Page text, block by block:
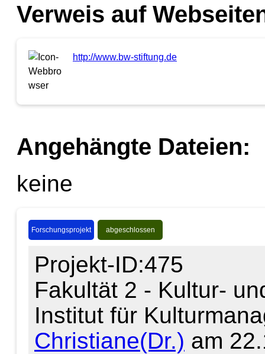
Verweis auf
http://www.bw-stiftung.de
Angehängte Dateien:
keine
Forschungsprojekt abgeschlossen
Projekt-ID:475
Fakultät 2 - Kultur-
Institut für
Christiane(Dr.) am